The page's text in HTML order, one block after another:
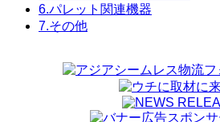
6.パレット関連機器
7.その他